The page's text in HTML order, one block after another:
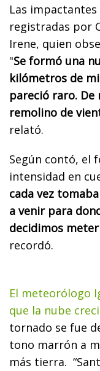
Las
registradas por
Irene, quien
"Se formó una
kilómetros de
pareció raro.
remolino de
relató.
Según contó, el
intensidad en
cada vez
a venir para
decidimos
recordó.
El meteorólogo
que la nube
tornado se fue
tono marrón a
más tierra.